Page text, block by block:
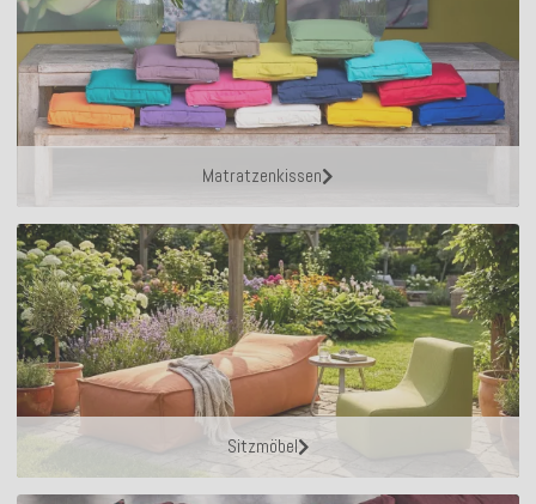
Matratzenkissen
Sitzmöbel